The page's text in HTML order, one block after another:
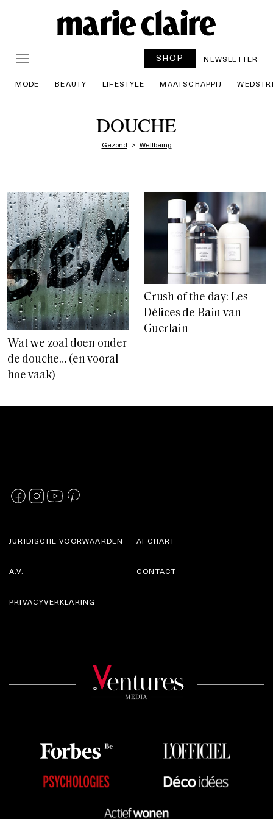
SHOP NEWSLETTER
MODE BEAUTY LIFESTYLE MAATSCHAPPIJ
DOUCHE
Gezond Wellbeing
Wat we zoal doen onder
de douche… (en vooral
hoe vaak)
Crush of the day: Les
Délices de Bain van
Guerlain
JURIDISCHE VOORWAARDEN
A.V.
AI CHART
CONTACT
PRIVACYVERKLARING